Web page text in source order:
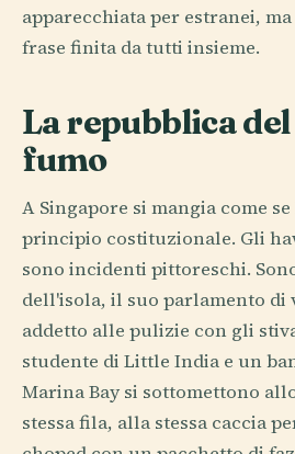
apparecchiata per estranei,
frase finita da tutti insieme.
La repubblica
fumo
A Singapore si mangia come
principio costituzionale. Gli
sono incidenti pittoreschi.
dell'isola, il suo parlamento di
addetto alle pulizie con gli
studente di Little India e un
Marina Bay si sottomettono
stessa fila, alla stessa caccia